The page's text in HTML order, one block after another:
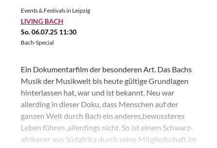
Events & Festivals in Leipzig
LIVING BACH
So. 06.07.25 11:30
Bach-Special
Ein Dokumentarfilm der besonderen Art. Das Bachs
Musik der Musikwelt bis heute gültige Grundlagen
hinterlassen hat, war und ist bekannt. Neu war
allerding in dieser Doku, dass Menschen auf der
ganzen Welt durch Bach ein anderes,bewussteres
Leben führen ,allerdings nicht. So ist einem Schwarz-
afrikaner aus Südafrika durch seine Mitgliedschaft im